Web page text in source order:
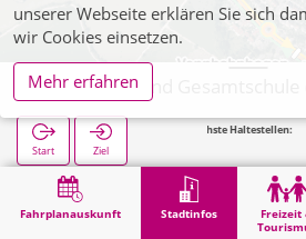
Fahrplanauskunft Stadtinfos
Freizeit
Start Ziel
Nächste Haltestellen:
Stadtinfos Aachen, Brand
unserer Webseite erklären Sie sich
wir Cookies einsetzen.
Mehr erfahren